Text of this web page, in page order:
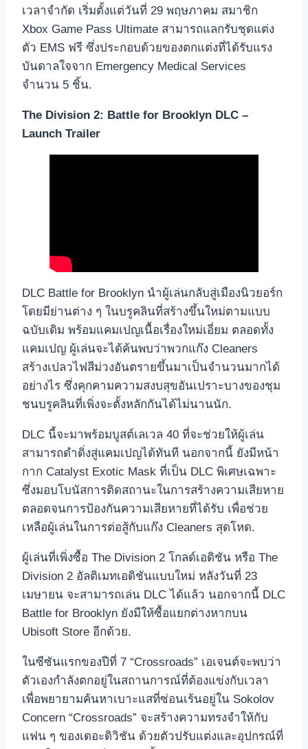
เวลาจำกัด เริ่มตั้งแต่วันที่ 29 พฤษภาคม สมาชิก
Xbox Game Pass Ultimate สามารถแลกรับชุดแต่ง
ตัว EMS ฟรี ซึ่งประกอบด้วยของตกแต่งที่ได้รับแรง
บันดาลใจจาก Emergency Medical Services
จำนวน 5 ชิ้น.
The Division 2: Battle for Brooklyn DLC –
Launch Trailer
DLC Battle for Brooklyn นำผู้เล่นกลับสู่เมืองนิวยอร์ก
โดยมีย่านต่าง ๆ ในบรูคลินที่สร้างขึ้นใหม่ตามแบบ
ฉบับเดิม พร้อมแคมเปญเนื้อเรื่องใหม่เอี่ยม ตลอดทั้ง
แคมเปญ ผู้เล่นจะได้ค้นพบว่าพวกแก๊ง Cleaners
สร้างเปลวไฟสีม่วงอันตรายขึ้นมาเป็นจำนวนมากได้
อย่างไร ซึ่งคุกคามความสงบสุขอันเปราะบางของชุม
ชนบรูคลินที่เพิ่งจะตั้งหลักกันได้ไม่นานนัก.
DLC นี้จะมาพร้อมบูสต์เลเวล 40 ที่จะช่วยให้ผู้เล่น
สามารถดำดิ่งสู่แคมเปญได้ทันที นอกจากนี้ ยังมีหน้า
กาก Catalyst Exotic Mask ที่เป็น DLC พิเศษเฉพาะ
ซึ่งมอบโบนัสการติดสถานะในการสร้างความเสียหาย
ตลอดจนการป้องกันความเสียหายที่ได้รับ เพื่อช่วย
เหลือผู้เล่นในการต่อสู้กับแก๊ง Cleaners สุดโหด.
ผู้เล่นที่เพิ่งซื้อ The Division 2 โกลด์เอดิชัน หรือ The
Division 2 อัลติเมทเอดิชันแบบใหม่ หลังวันที่ 23
เมษายน จะสามารถเล่น DLC ได้แล้ว นอกจากนี้ DLC
Battle for Brooklyn ยังมีให้ซื้อแยกต่างหากบน
Ubisoft Store อีกด้วย.
ในซีซันแรกของปีที่ 7 “Crossroads” เอเจนต์จะพบว่า
ตัวเองกำลังตกอยู่ในสถานการณ์ที่ต้องแข่งกับเวลา
เพื่อพยายามค้นหาเบาะแสที่ซ่อนเร้นอยู่ใน Sokolov
Concern “Crossroads” จะสร้างความทรงจำให้กับ
แฟน ๆ ของเดอะดิวิชัน ด้วยตัวปรับแต่งและอุปกรณ์ที่